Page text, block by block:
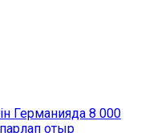
Германияда 8 000
отыр